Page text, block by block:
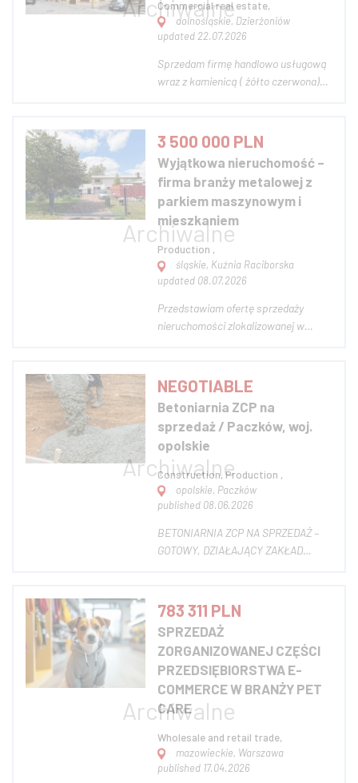
Commercial real estate,
dolnośląskie, Dzierżoniów
updated 22.07.2026
Sprzedam firmę handlowo usługową
wraz z kamienicą ( żółto czerwona)
się: 10 mieszkań ( umeblowanych ), 5
luksusowo wykończonych
Apartamentów, 7 lokali usługowo
biurowych, dwa lokale 100 i 130 m...
3 500 000 PLN
Wyjątkowa nieruchomość –
firma branży metalowej z
parkiem maszynowym i
mieszkaniem
Production ,
śląskie, Kuźnia Raciborska
updated 08.07.2026
Przedstawiam ofertę sprzedaży
nieruchomości zlokalizowanej w
nieruchomość łączy w sobie zarówno
przestrzeń komercyjną, jak i
komfortowe mieszkanie, co czyni ją
idealnym miejscem do...
NEGOTIABLE
Betoniarnia ZCP na
sprzedaż / Paczków, woj.
opolskie
Construction, Production ,
opolskie, Paczków
published 08.06.2026
BETONIARNIA ZCP NA SPRZEDAŻ –
GOTOWY, DZIAŁAJĄCY ZAKŁAD
Strategiczna lokalizacja przy granicy
polsko-czeskiej Na sprzedaż w pełni
funkcjonująca betoniarnia oferowana
w formule Zorganizowane...
783 311 PLN
SPRZEDAŻ
ZORGANIZOWANEJ CZĘŚCI
PRZEDSIĘBIORSTWA E-
COMMERCE W BRANŻY PET
CARE
Wholesale and retail trade,
mazowieckie, Warszawa
published 17.04.2026